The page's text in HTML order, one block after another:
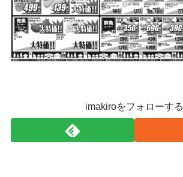
imakiroをフォローする